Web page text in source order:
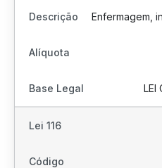
Enfermagem,
LEI